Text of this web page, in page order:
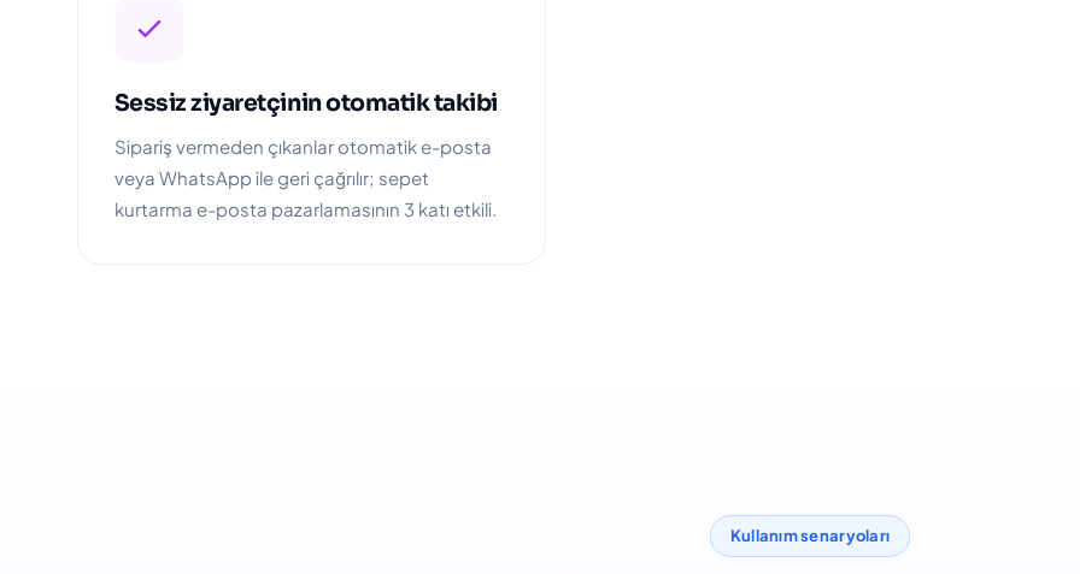
Sessiz ziyaretçinin otomatik takibi
Sipariş vermeden çıkanlar otomatik e-posta
veya WhatsApp ile geri çağrılır; sepet
kurtarma e-posta pazarlamasının 3 katı etkili.
Kullanım senaryoları